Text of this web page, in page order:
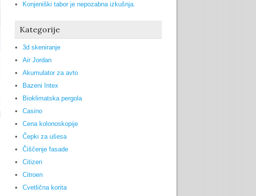
Konjeniški tabor je nepozabna izkušnja.
Kategorije
3d skeniranje
Air Jordan
Akumulator za avto
Bazeni Intex
Bioklimatska pergola
Casino
Cena kolonoskopije
Čepki za ušesa
Čiščenje fasade
Citizen
Citroen
Cvetlična korita